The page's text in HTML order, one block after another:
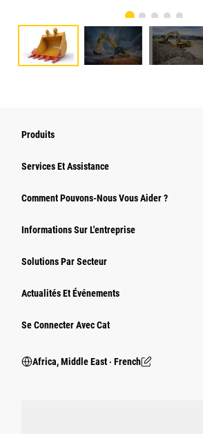
Produits
Services Et Assistance
Comment Pouvons-Nous Vous Aider ?
Informations Sur L'entreprise
Solutions Par Secteur
Actualités Et Événements
Se Connecter Avec Cat
Africa, Middle East ‧ French